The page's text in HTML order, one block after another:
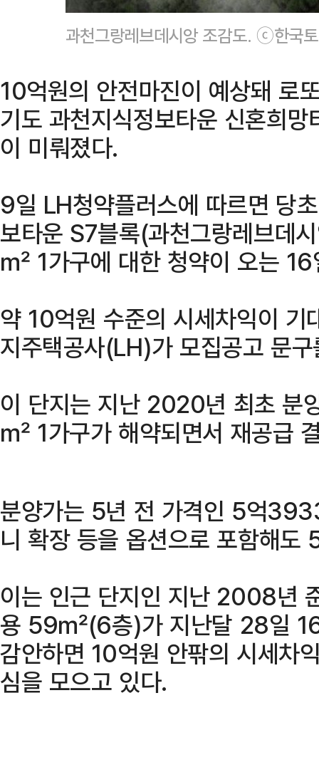
과천그랑레브데시앙 조감도. ⓒ한국
10억원의 안전마진이 예상돼 로
기도 과천지식정보타운 신혼희
이 미뤄졌다.
9일 LH청약플러스에 따르면 당
보타운 S7블록(과천그랑레브데
㎡ 1가구에 대한 청약이 오는 16
약 10억원 수준의 시세차익이 기
지주택공사(LH)가 모집공고 문
이 단지는 지난 2020년 최초 분
㎡ 1가구가 해약되면서 재공급
분양가는 5년 전 가격인 5억
니 확장 등을 옵션으로 포함해도
이는 인근 단지인 지난 2008년
용 59㎡(6층)가 지난달 28일
감안하면 10억원 안팎의 시세차
심을 모으고 있다.